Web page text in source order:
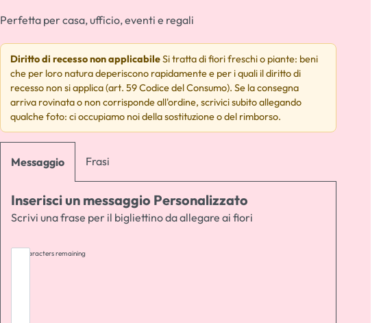
Perfetta per casa, ufficio, eventi e regali
Diritto di recesso non applicabileSi tratta di fiori freschi o piante: beni
che per loro natura deperiscono rapidamente e per i quali il diritto di
recesso non si applica (art. 59 Codice del Consumo). Se la consegna
arriva rovinata o non corrisponde all'ordine, scrivici subito allegando
qualche foto: ci occupiamo noi della sostituzione o del rimborso.
Messaggio Frasi
Inserisci un messaggio Personalizzato
Scrivi una frase per il bigliettino da allegare ai fiori
characters remaining